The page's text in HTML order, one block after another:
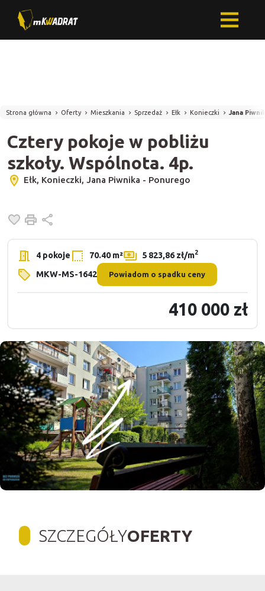
Strona główna Oferty Mieszkania Sprzedaż Ełk Konieczki Jana
Cztery pokoje w pobliżu
szkoły. Wspólnota. 4p.
Ełk, Konieczki, Jana Piwnika - Ponurego
Dodaj do ulubionych
Drukuj
4 pokoje 70.40 m² 5 823,86 zł/m2
MKW-MS-1642 Powiadom o spadku ceny
410 000 zł
SZCZEGÓŁYOFERTY